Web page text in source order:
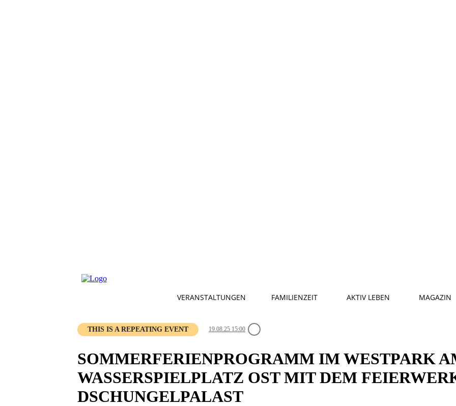
VERANSTALTUNGEN FAMILIENZEIT AKTIV LEBEN MAGAZIN
THIS IS A REPEATING EVENT 19.08.25 15:00
SOMMERFERIENPROGRAMM IM WESTPARK
WASSERSPIELPLATZ OST MIT DEM
DSCHUNGELPALAST